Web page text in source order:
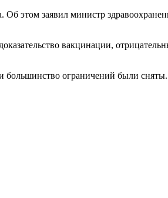
Об этом заявил министр
вакцинации,
большинство ограничений были сняты.